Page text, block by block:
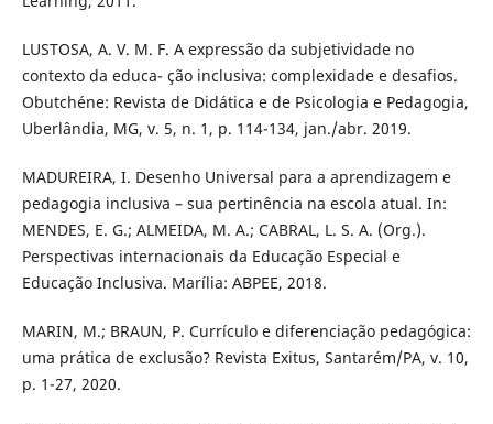
LUSTOSA, A. V. M. F. A expressão da subjetividade no
contexto da educa- ção inclusiva: complexidade e desafios.
Obutchéne: Revista de Didática e de Psicologia e Pedagogia,
Uberlândia, MG, v. 5, n. 1, p. 114-134, jan./abr. 2019.
MADUREIRA, I. Desenho Universal para a aprendizagem e
pedagogia inclusiva – sua pertinência na escola atual. In:
MENDES, E. G.; ALMEIDA, M. A.; CABRAL, L. S. A. (Org.).
Perspectivas internacionais da Educação Especial e
Educação Inclusiva. Marília: ABPEE, 2018.
MARIN, M.; BRAUN, P. Currículo e diferenciação pedagógica:
uma prática de exclusão? Revista Exitus, Santarém/PA, v. 10,
p. 1-27, 2020.